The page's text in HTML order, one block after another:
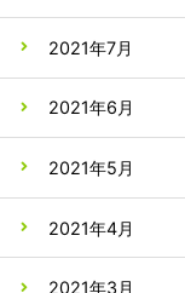
2021年7月
2021年6月
2021年5月
2021年4月
2021年3月